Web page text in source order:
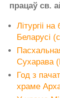
працаў св.
Літургіі
Беларусі
Сухарава
Год з
храме